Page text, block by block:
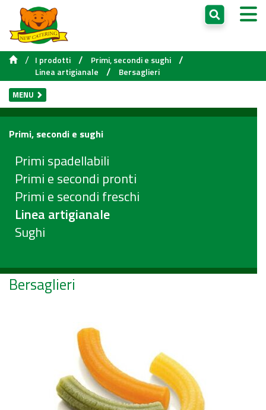
/ I prodotti / Primi, secondi e sughi /
Linea artigianale / Bersaglieri
MENU
Primi, secondi e sughi
Primi spadellabili
Primi e secondi pronti
Primi e secondi freschi
Linea artigianale
Sughi
Bersaglieri